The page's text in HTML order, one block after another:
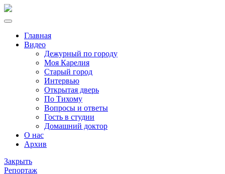
Главная
Видео
Дежурный по городу
Моя Карелия
Старый город
Интервью
Открытая дверь
По Тихому
Вопросы и ответы
Гость в студии
Домашний доктор
О нас
Архив
Закрыть
Репортаж